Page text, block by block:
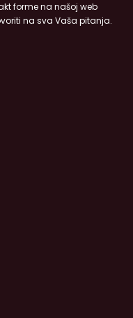
forme na našoj web
na sva Vaša pitanja.